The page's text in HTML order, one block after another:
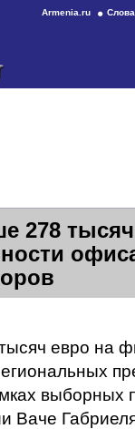
Armenia.ru
278
евро на
выборных
Ваче